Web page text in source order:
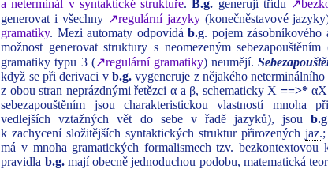
a neterminál v syntaktické struktuře.B.g. generují třídu
generovat i všechny ↗regulární jazyky(konečněstavové
gramatiky. Mezi automaty odpovídáb.g. pojem
možnost generovat struktury s neomezeným
gramatiky typu 3 (↗regulární gramatiky) neumějí.
když se při derivaci v b.g.vygeneruje z nějakého
z obou stran neprázdnými řetězci α a β, schematicky X ==>*
sebezapouštěním jsou charakteristickou vlastností mnoha
vedlejších vztažných vět do sebe v řadě jazyků), jsou
k zachycení složitějších syntaktických struktur přirozených jaz.
má v mnoha gramatických formalismech tzv. bezkontextovou
pravidla b.g.mají obecně jednoduchou podobu, matematická